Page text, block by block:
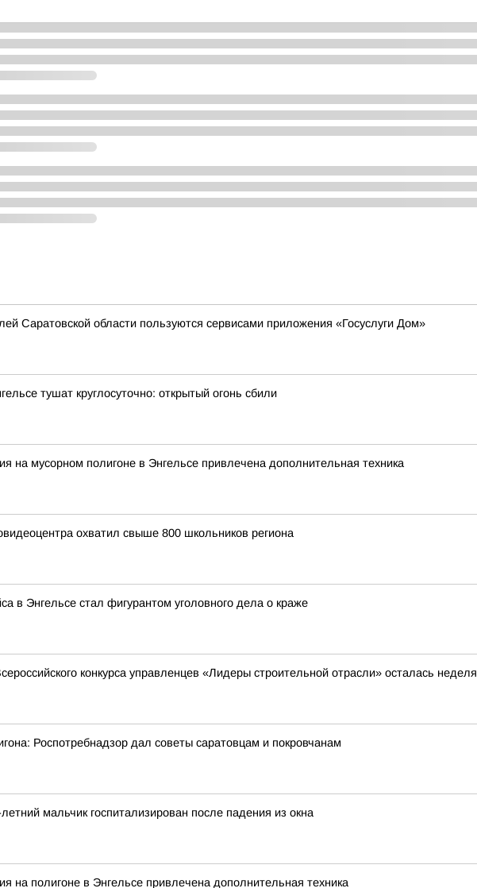
Саратовской области пользуются сервисами приложения «Госуслуги Дом»
тушат круглосуточно: открытый огонь сбили
на мусорном полигоне в Энгельсе привлечена дополнительная техника
охватил свыше 800 школьников региона
в Энгельсе стал фигурантом уголовного дела о краже
конкурса управленцев «Лидеры строительной отрасли» осталась неделя
Роспотребнадзор дал советы саратовцам и покровчанам
мальчик госпитализирован после падения из окна
на полигоне в Энгельсе привлечена дополнительная техника